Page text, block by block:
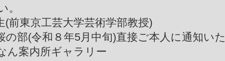
。
東京工芸大学芸術学部教授)
部(令和８年5月中旬)直接ご本人に通知いた
案内所ギャラリー